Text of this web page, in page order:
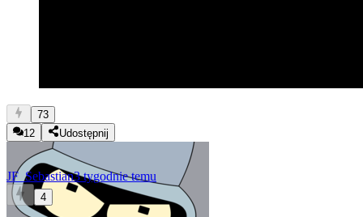
73
12
Udostępnij
JF_Sebastian3 tygodnie temu
4